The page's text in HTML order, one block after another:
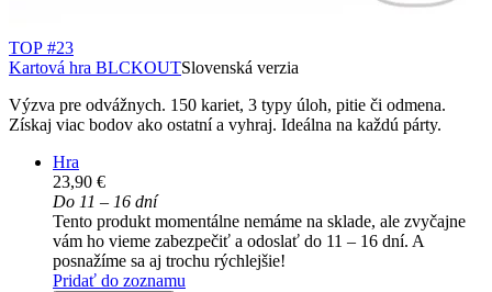
TOP #23
Kartová hra BLCKOUTSlovenská verzia
Výzva pre odvážnych. 150 kariet, 3 typy úloh, pitie či odmena.
Získaj viac bodov ako ostatní a vyhraj. Ideálna na každú párty.
Hra
23,90 €
Do 11 – 16 dní
Tento produkt momentálne nemáme na sklade, ale zvyčajne
vám ho vieme zabezpečiť a odoslať do 11 – 16 dní. A
posnažíme sa aj trochu rýchlejšie!
Pridať do zoznamu